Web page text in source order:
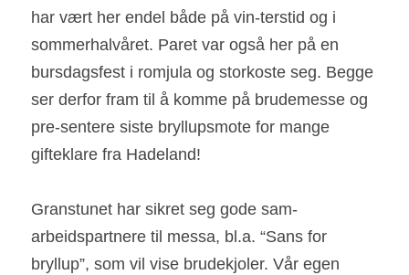
har vært her endel både på vin-terstid og i
sommerhalvåret. Paret var også her på en
bursdagsfest i romjula og storkoste seg. Begge
ser derfor fram til å komme på brudemesse og
pre-sentere siste bryllupsmote for mange
gifteklare fra Hadeland!
Granstunet har sikret seg gode sam-
arbeidspartnere til messa, bl.a. “Sans for
bryllup”, som vil vise brudekjoler. Vår egen